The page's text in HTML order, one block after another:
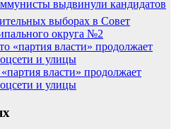
выдвинули кандидатов
выборах в Совет
округа №2
власти» продолжает
и улицы